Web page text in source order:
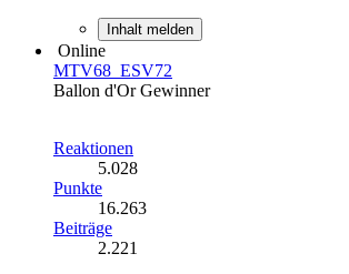
Inhalt melden
Online
MTV68_ESV72
Ballon d'Or Gewinner
Reaktionen
5.028
Punkte
16.263
Beiträge
2.221